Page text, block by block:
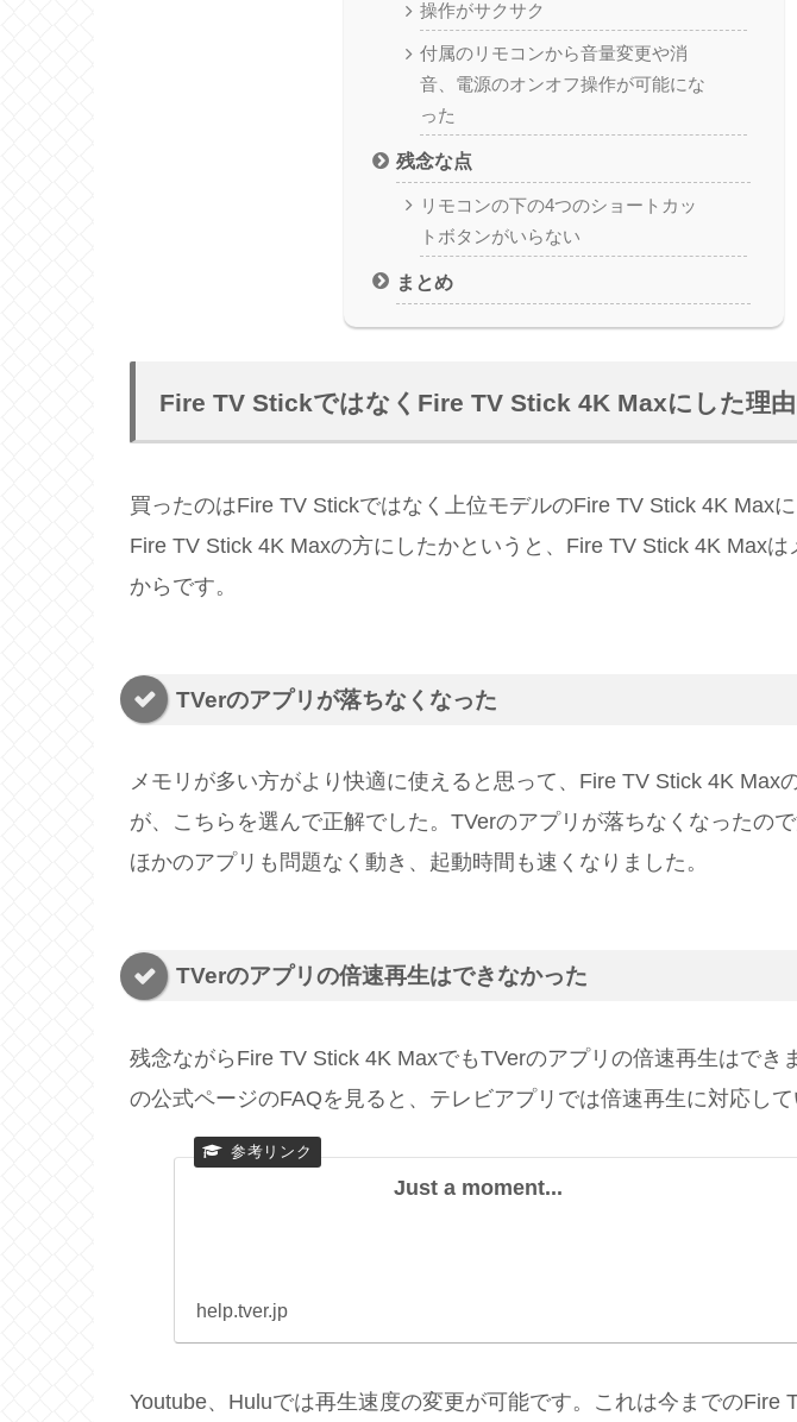
操作がサクサク
付属のリモコンから音量変更や消
音、電源のオンオフ操作が可能にな
った
残念な点
リモコンの下の4つのショートカッ
トボタンがいらない
まとめ
Fire TV StickではなくFire TV Stick 4K Maxにした理由
買ったのはFire TV Stickではなく上位モデルのFire TV Stick 4K Maxに
Fire TV Stick 4K Maxの方にしたかというと、Fire TV Stick 4K Maxは
からです。
TVerのアプリが落ちなくなった
メモリが多い方がより快適に使えると思って、Fire TV Stick 4K Max
が、こちらを選んで正解でした。TVerのアプリが落ちなくなったの
ほかのアプリも問題なく動き、起動時間も速くなりました。
TVerのアプリの倍速再生はできなかった
残念ながらFire TV Stick 4K MaxでもTVerのアプリの倍速再生はでき
の公式ページのFAQを見ると、テレビアプリでは倍速再生に対応して
Just a moment...
help.tver.jp
Youtube、Huluでは再生速度の変更が可能です。これは今までのFire